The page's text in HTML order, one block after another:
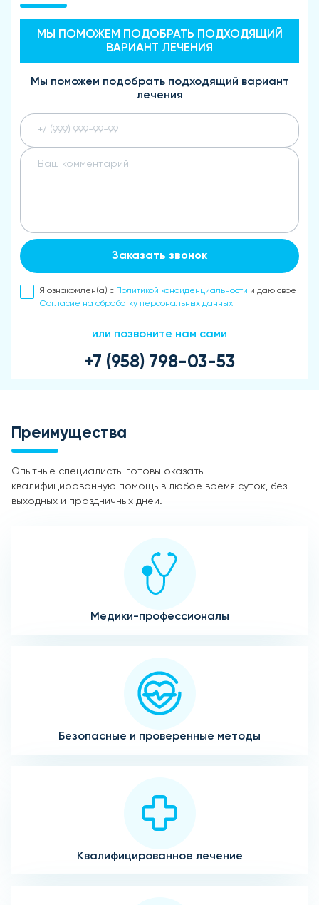
МЫ ПОМОЖЕМ ПОДОБРАТЬ ПОДХОДЯЩИЙ
ВАРИАНТ ЛЕЧЕНИЯ
Мы поможем подобрать подходящий вариант
лечения
Заказать звонок
Я ознакомлен(а) с Политикой конфиденциальности и даю свое
Согласие на обработку персональных данных
или позвоните нам сами
+7 (958) 798-03-53
Преимущества
Опытные специалисты готовы оказать
квалифицированную помощь в любое время суток, без
выходных и праздничных дней.
Медики-профессионалы
Безопасные и проверенные методы
Квалифицированное лечение